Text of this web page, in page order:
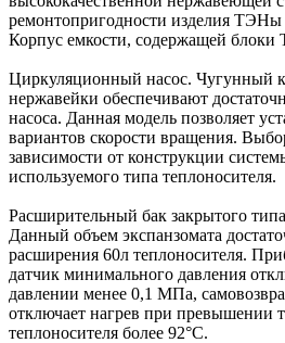
ремонтопригодности изделия
Корпус емкости, содержащей блоки
Циркуляционный насос. Чугунный
нержавейки обеспечивают
насоса. Данная модель позволяет
вариантов скорости вращения.
зависимости от конструкции
используемого типа теплоносителя.
Расширительный бак закрытого
Данный объем экспанзомата
расширения 60л теплоносителя.
датчик минимального давления
давлении менее 0,1 МПа,
отключает нагрев при превышении
теплоносителя более 92°C.